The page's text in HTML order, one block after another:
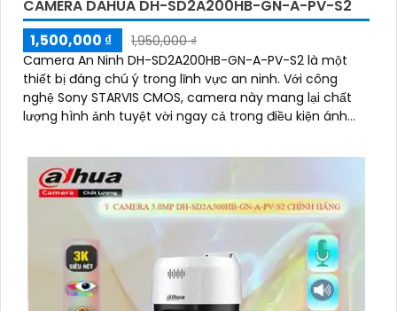
CAMERA DAHUA DH-SD2A200HB-GN-A-PV-S2
1,500,000 ₫
1,950,000 ₫
Camera An Ninh DH-SD2A200HB-GN-A-PV-S2 là một
thiết bị đáng chú ý trong lĩnh vực an ninh. Với công
nghệ Sony STARVIS CMOS, camera này mang lại chất
lượng hình ảnh tuyệt vời ngay cả trong điều kiện ánh